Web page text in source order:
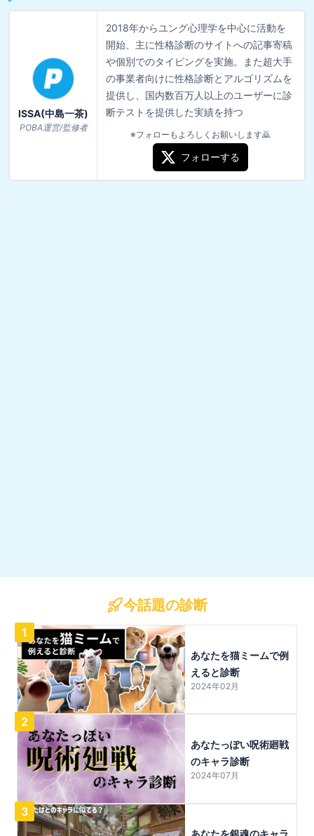
ISSA(中島一茶)
POBA運営/監修者
2018年からユング心理学を中心に活動を
開始、主に性格診断のサイトへの記事寄稿
や個別でのタイピングを実施。また超大手
の事業者向けに性格診断とアルゴリズムを
提供し、国内数百万人以上のユーザーに診
断テストを提供した実績を持つ
※フォローもよろしくお願いします🙇
フォローする
今話題の診断
1
あなたを猫ミームで例
えると診断
2024年02月
2
あなたっぽい呪術廻戦
のキャラ診断
2024年07月
3